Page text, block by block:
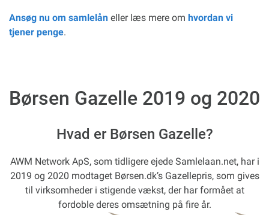
Ansøg nu om samlelån eller læs mere om hvordan vi
tjener penge.
Børsen Gazelle 2019 og 2020
Hvad er Børsen Gazelle?
AWM Network ApS, som tidligere ejede Samlelaan.net, har i
2019 og 2020 modtaget Børsen.dk’s Gazellepris, som gives
til virksomheder i stigende vækst, der har formået at
fordoble deres omsætning på fire år.